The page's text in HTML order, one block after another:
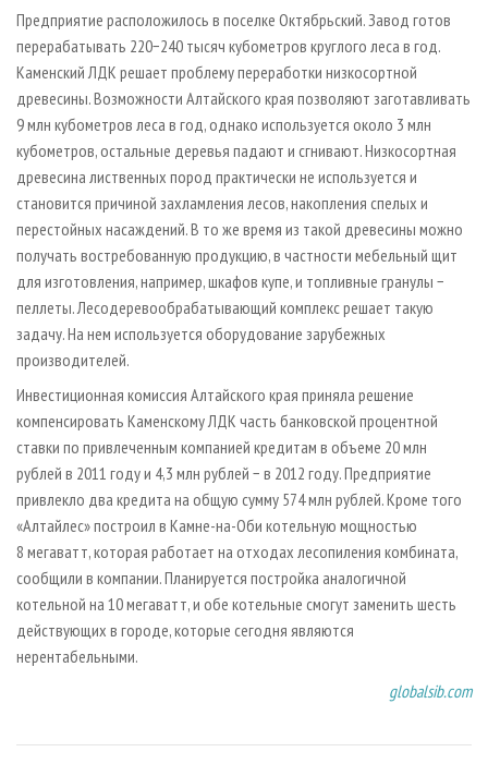
БИОЭНЕРГЕТИКА
ЦБП
ИНСТРУМЕНТ И МАТЕРИАЛЫ
RUSSIAN FORESTRY REVIEW
ГАЗЕТА ЛЕСПРОМФОРУМ
БИБЛИОТЕКА СПЕЦИАЛИСТА
Предприятие расположилось в поселке Октябрьский. Завод готов
перерабатывать 220−240 тысяч кубометров круглого леса в год.
Каменский ЛДК решает проблему переработки низкосортной
древесины. Возможности Алтайского края позволяют заготавливать
9 млн кубометров леса в год, однако используется около 3 млн
кубометров, остальные деревья падают и сгнивают. Низкосортная
древесина лиственных пород практически не используется и
становится причиной захламления лесов, накопления спелых и
перестойных насаждений. В то же время из такой древесины можно
получать востребованную продукцию, в частности мебельный щит
для изготовления, например, шкафов купе, и топливные гранулы −
пеллеты. Лесодеревообрабатывающий комплекс решает такую
задачу. На нем используется оборудование зарубежных
производителей.
Инвестиционная комиссия Алтайского края приняла решение
компенсировать Каменскому ЛДК часть банковской процентной
ставки по привлеченным компанией кредитам в объеме 20 млн
рублей в 2011 году и 4,3 млн рублей − в 2012 году. Предприятие
привлекло два кредита на общую сумму 574 млн рублей. Кроме того
«Алтайлес» построил в Камне-на-Оби котельную мощностью
8 мегаватт, которая работает на отходах лесопиления комбината,
сообщили в компании. Планируется постройка аналогичной
котельной на 10 мегаватт, и обе котельные смогут заменить шесть
действующих в городе, которые сегодня являются
нерентабельными.
globalsib.com